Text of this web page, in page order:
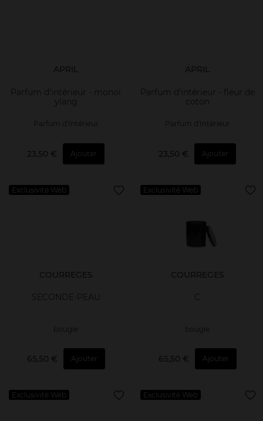
APRIL
Parfum d'intérieur - monoï
ylang
Parfum d'Intérieur
23,50 € Ajouter
APRIL
Parfum d'intérieur - fleur de
coton
Parfum d'Intérieur
23,50 € Ajouter
Exclusivité Web
COURREGES
SECONDE-PEAU
bougie
65,50 € Ajouter
Exclusivité Web
COURREGES
C
bougie
65,50 € Ajouter
Exclusivité Web Exclusivité Web